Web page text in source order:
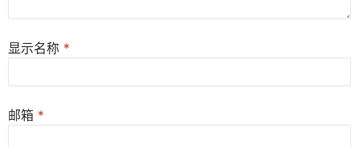
显示名称 *
邮箱 *